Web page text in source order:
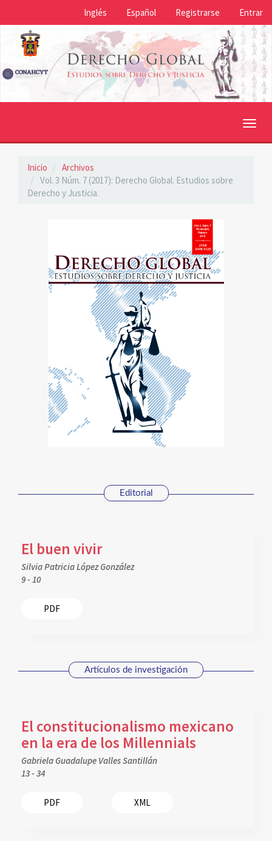
Contenido
principal
Barra
lateral
Inglés Español Registrarse Entrar
Inicio
Archivos
Vol. 3 Núm. 7 (2017): Derecho Global. Estudios sobre
Derecho y Justicia.
Editorial
El buen vivir
Silvia Patricia López González
9 - 10
PDF
Artículos de investigación
El constitucionalismo mexicano
en la era de los Millennials
Gabriela Guadalupe Valles Santillán
13 - 34
PDF XML